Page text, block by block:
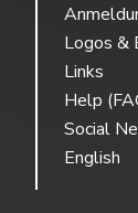
Logos &
Links
Help
Social
English